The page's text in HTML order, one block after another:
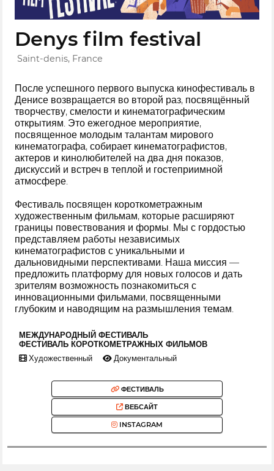
Denys film festival
Saint-denis, France
После успешного первого выпуска кинофестиваль в
Денисе возвращается во второй раз, посвящённый
творчеству, смелости и кинематографическим
открытиям. Это ежегодное мероприятие,
посвященное молодым талантам мирового
кинематографа, собирает кинематографистов,
актеров и кинолюбителей на два дня показов,
дискуссий и встреч в теплой и гостеприимной
атмосфере.
Фестиваль посвящен короткометражным
художественным фильмам, которые расширяют
границы повествования и формы. Мы с гордостью
представляем работы независимых
кинематографистов с уникальными и
дальновидными перспективами. Наша миссия —
предложить платформу для новых голосов и дать
зрителям возможность познакомиться с
инновационными фильмами, посвященными
глубоким и наводящим на размышления темам.
МЕЖДУНАРОДНЫЙ ФЕСТИВАЛЬ
ФЕСТИВАЛЬ КОРОТКОМЕТРАЖНЫХ ФИЛЬМОВ
Художественный Документальный
ФЕСТИВАЛЬ
ВЕБСАЙТ
INSTAGRAM